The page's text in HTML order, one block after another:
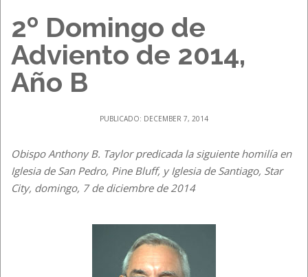
2º Domingo de
Adviento de 2014,
Año B
PUBLICADO: DECEMBER 7, 2014
Obispo Anthony B. Taylor predicada la siguiente homilía en
Iglesia de San Pedro, Pine Bluff, y Iglesia de Santiago, Star
City, domingo, 7 de diciembre de 2014